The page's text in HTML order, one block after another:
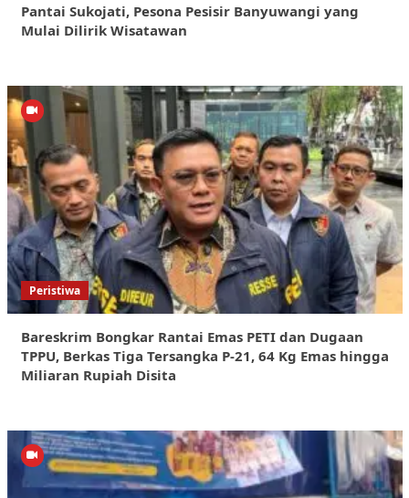
Pantai Sukojati, Pesona Pesisir Banyuwangi yang
Mulai Dilirik Wisatawan
Peristiwa
Bareskrim Bongkar Rantai Emas PETI dan Dugaan
TPPU, Berkas Tiga Tersangka P-21, 64 Kg Emas hingga
Miliaran Rupiah Disita